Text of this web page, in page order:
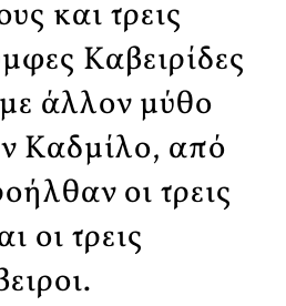
και τρεις
Καβειρίδες
άλλον μύθο
Καδμίλο, από
οι τρεις
οι τρεις